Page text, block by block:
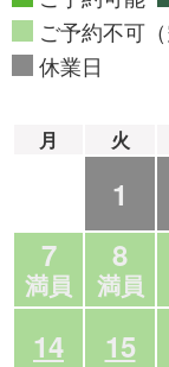
ご予約不可
休業日
月 火
1
7
満員
8
満員
14
15